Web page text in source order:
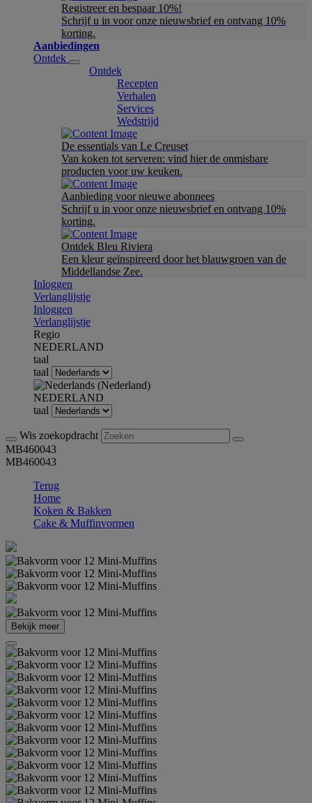
Registreer en bespaar 10%!
Schrijf u in voor onze nieuwsbrief en ontvang 10%
korting.
Aanbiedingen
Ontdek
Ontdek
Recepten
Verhalen
Services
Wedstrijd
De essentials van Le Creuset
Van koken tot serveren: vind hier de onmisbare
producten voor uw keuken.
Aanbieding voor nieuwe abonnees
Schrijf u in voor onze nieuwsbrief en ontvang 10%
korting.
Ontdek Bleu Riviera
Een kleur geïnspireerd door het blauwgroen van de
Middellandse Zee.
Inloggen
Verlanglijstje
Inloggen
Verlanglijstje
Regio
NEDERLAND
taal
taal
NEDERLAND
taal
Wis zoekopdracht
MB460043
MB460043
Terug
Home
Koken & Bakken
Cake & Muffinvormen
Bekijk meer